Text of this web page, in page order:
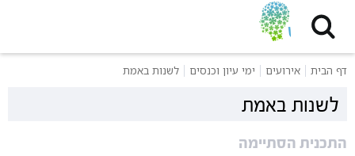
דף הבית אירועים ימי עיון וכנסים לשנות באמת
לשנות באמת
התכנית הסתיימה